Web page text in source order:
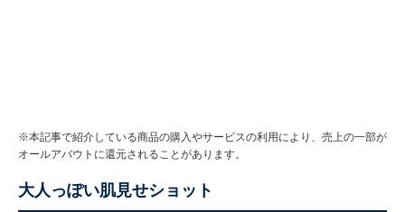
※本記事で紹介している商品の購入やサービスの利用により、売上の一部が
オールアバウトに還元されることがあります。
大人っぽい肌見せショット